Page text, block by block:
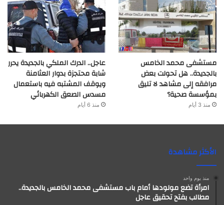
مستشفى محمد الخامس
بالجديدة.. هل تحولت بعض
مرافقه إلى مشاهد لا تليق
بمؤسسة صحية؟
منذ 3 أيام
عاجل.. الدرك الملكي بالجديدة يحرر
شابة محتجزة بدوار العثامنة
ويوقف المشتبه فيه باستعمال
مسدس الصعق الكهربائي
منذ 6 أيام
الأكثر مشاهدة
منذ يوم واحد
امرأة تضع مولودها أمام باب مستشفى محمد الخامس بالجديدة..
مطالب بفتح تحقيق عاجل